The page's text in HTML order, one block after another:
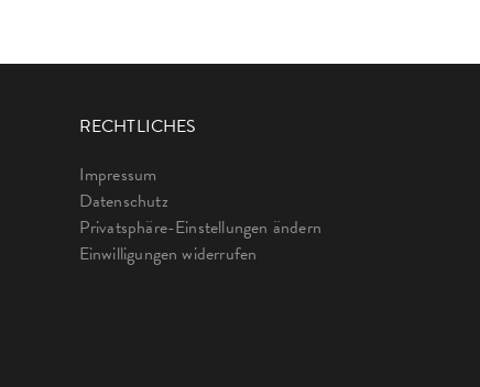
RECHTLICHES
Impressum
Datenschutz
Privatsphäre-Einstellungen ändern
Einwilligungen widerrufen